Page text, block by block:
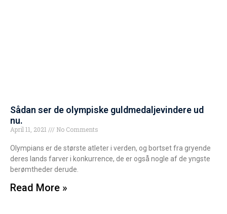
Sådan ser de olympiske guldmedaljevindere ud
nu.
April 11, 2021 No Comments
Olympians er de største atleter i verden, og bortset fra gryende
deres lands farver i konkurrence, de er også nogle af de yngste
berømtheder derude.
Read More »